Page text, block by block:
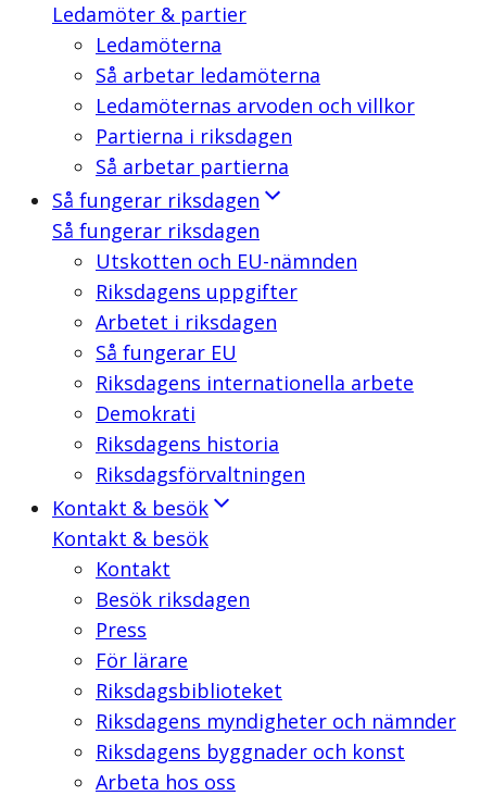
Ledamöter & partier
Ledamöterna
Så arbetar ledamöterna
Ledamöternas arvoden och villkor
Partierna i riksdagen
Så arbetar partierna
Så fungerar riksdagen
Så fungerar riksdagen
Utskotten och EU-nämnden
Riksdagens uppgifter
Arbetet i riksdagen
Så fungerar EU
Riksdagens internationella arbete
Demokrati
Riksdagens historia
Riksdagsförvaltningen
Kontakt & besök
Kontakt & besök
Kontakt
Besök riksdagen
Press
För lärare
Riksdagsbiblioteket
Riksdagens myndigheter och nämnder
Riksdagens byggnader och konst
Arbeta hos oss